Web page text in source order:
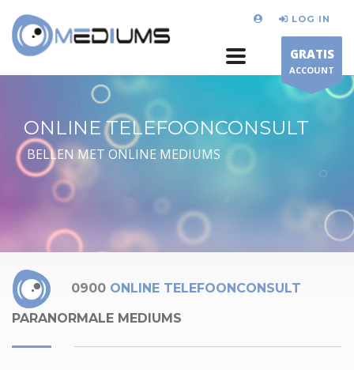
LOG IN
GRATIS
ACCOUNT
ONLINE TELEFOONCONSULT
BELLEN MET ONLINE MEDIUMS
0900 ONLINE TELEFOONCONSULT
PARANORMALE MEDIUMS